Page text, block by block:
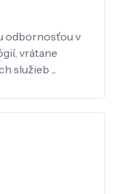
odbornosťou v
vrátane
služieb ...